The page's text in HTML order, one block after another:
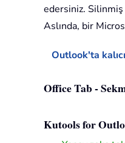
edersiniz. Silinmiş
Aslında, bir
Outlook'ta
Office Tab -
Kutools for